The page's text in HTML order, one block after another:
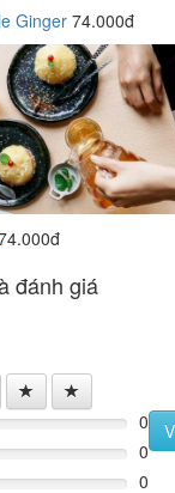
Ginger 74.000đ
đánh giá
0
0
0